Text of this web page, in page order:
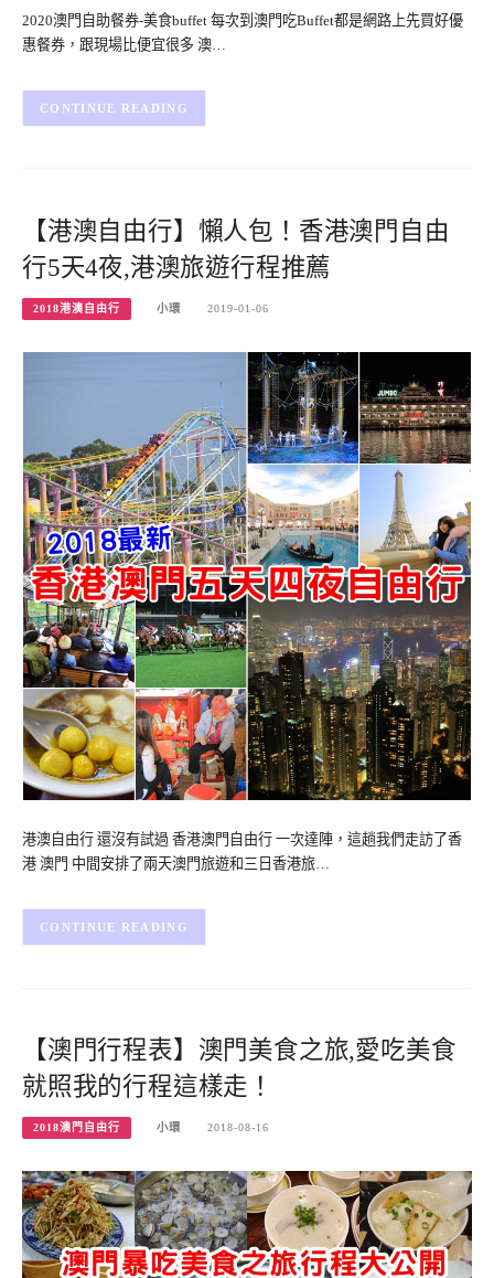
2020澳門自助餐券-美食buffet 每次到澳門吃Buffet都是網路上先買好優
惠餐券，跟現場比便宜很多 澳…
CONTINUE READING
【港澳自由行】懶人包！香港澳門自由
行5天4夜,港澳旅遊行程推薦
2018港澳自由行 小環 2019-01-06
港澳自由行 還沒有試過 香港澳門自由行 一次達陣，這趟我們走訪了香
港 澳門 中間安排了兩天澳門旅遊和三日香港旅…
CONTINUE READING
【澳門行程表】澳門美食之旅,愛吃美食
就照我的行程這樣走！
2018澳門自由行 小環 2018-08-16